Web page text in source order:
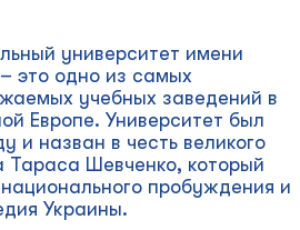
университет имени
это одно из самых
учебных заведений в
Европе. Университет был
и назван в честь великого
Тараса Шевченко, который
пробуждения и
Украины.